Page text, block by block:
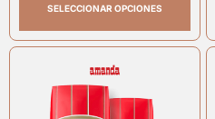
SELECCIONAR OPCIONES